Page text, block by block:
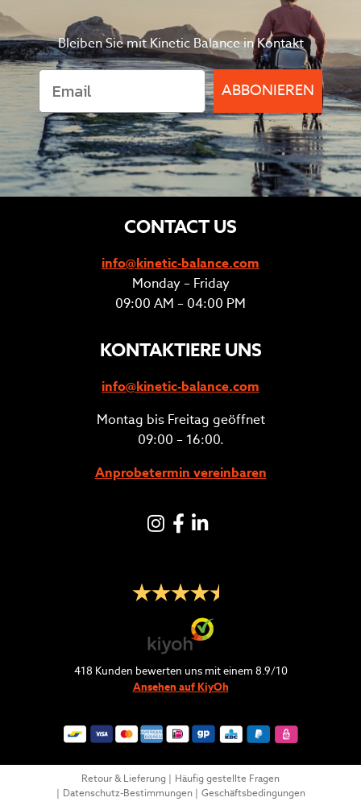
Bleiben Sie mit Kinetic Balance in Kontakt
ABBONIEREN
CONTACT US
info@kinetic-balance.com
Monday – Friday
09:00 AM – 04:00 PM
KONTAKTIERE UNS
info@kinetic-balance.com
Montag bis Freitag geöffnet
09:00 – 16:00.
Anprobetermin vereinbaren
Instagram
Facebook
LinkedIN
418 Kunden bewerten uns mit einem 8.9/10
Ansehen auf KiyOh
Retour & Lieferung
Häufig gestellte Fragen
Datenschutz-Bestimmungen
Geschäftsbedingungen